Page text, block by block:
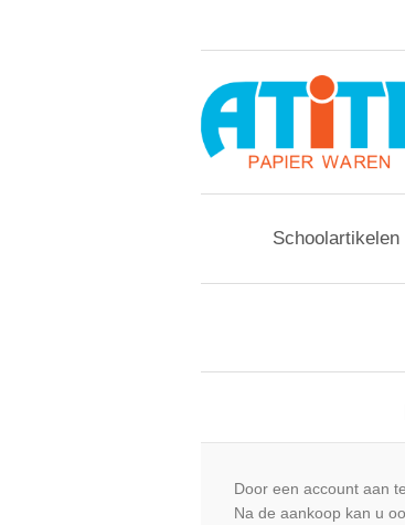
Schoolartikelen
Door een account aan
Na de aankoop kan u